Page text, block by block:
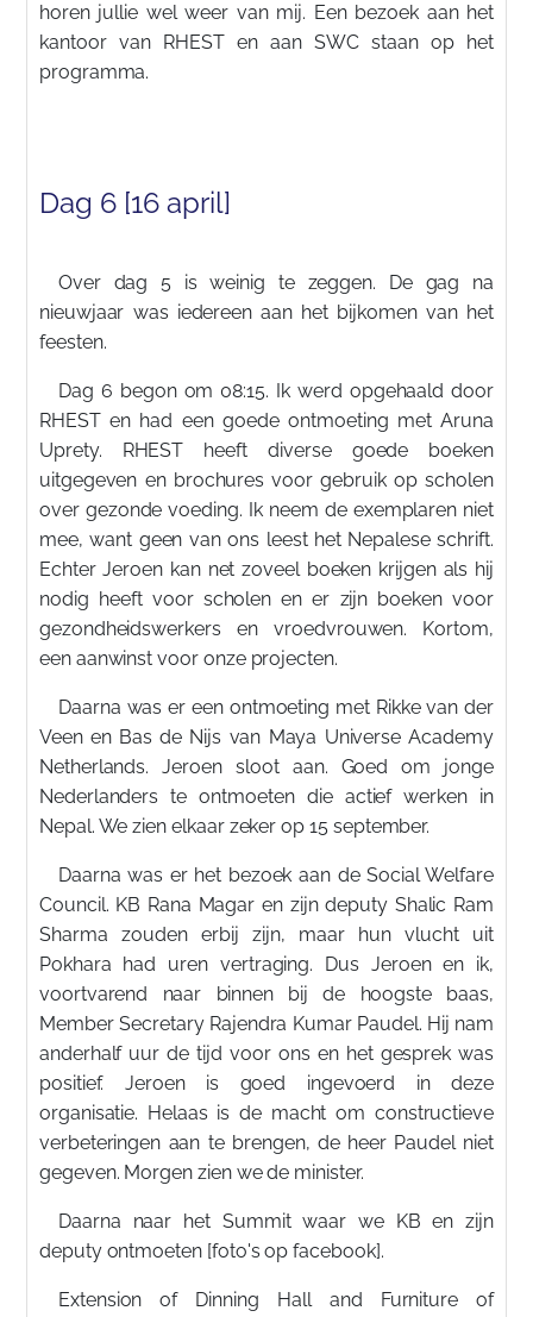
horen jullie wel weer van mij. Een bezoek aan het
kantoor van RHEST en aan SWC staan op het
programma.
Dag 6 [16 april]
Over dag 5 is weinig te zeggen. De gag na
nieuwjaar was iedereen aan het bijkomen van het
feesten.
Dag 6 begon om 08:15. Ik werd opgehaald door
RHEST en had een goede ontmoeting met Aruna
Uprety. RHEST heeft diverse goede boeken
uitgegeven en brochures voor gebruik op scholen
over gezonde voeding. Ik neem de exemplaren niet
mee, want geen van ons leest het Nepalese schrift.
Echter Jeroen kan net zoveel boeken krijgen als hij
nodig heeft voor scholen en er zijn boeken voor
gezondheidswerkers en vroedvrouwen. Kortom,
een aanwinst voor onze projecten.
Daarna was er een ontmoeting met Rikke van der
Veen en Bas de Nijs van Maya Universe Academy
Netherlands. Jeroen sloot aan. Goed om jonge
Nederlanders te ontmoeten die actief werken in
Nepal. We zien elkaar zeker op 15 september.
Daarna was er het bezoek aan de Social Welfare
Council. KB Rana Magar en zijn deputy Shalic Ram
Sharma zouden erbij zijn, maar hun vlucht uit
Pokhara had uren vertraging. Dus Jeroen en ik,
voortvarend naar binnen bij de hoogste baas,
Member Secretary Rajendra Kumar Paudel. Hij nam
anderhalf uur de tijd voor ons en het gesprek was
positief. Jeroen is goed ingevoerd in deze
organisatie. Helaas is de macht om constructieve
verbeteringen aan te brengen, de heer Paudel niet
gegeven. Morgen zien we de minister.
Daarna naar het Summit waar we KB en zijn
deputy ontmoeten [foto's op facebook].
Extension of Dinning Hall and Furniture of